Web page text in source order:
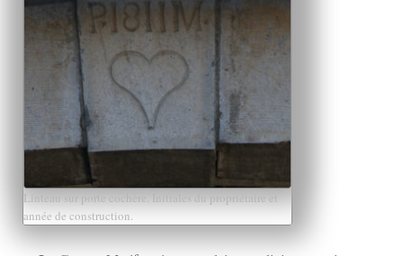
Linteau sur porte cochère. Initiales du propriétaire et
année de construction.